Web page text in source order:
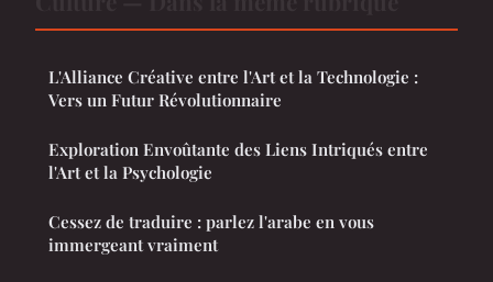
L'Alliance Créative entre l'Art et la Technologie :
Vers un Futur Révolutionnaire
Exploration Envoûtante des Liens Intriqués entre
l'Art et la Psychologie
Cessez de traduire : parlez l'arabe en vous
immergeant vraiment